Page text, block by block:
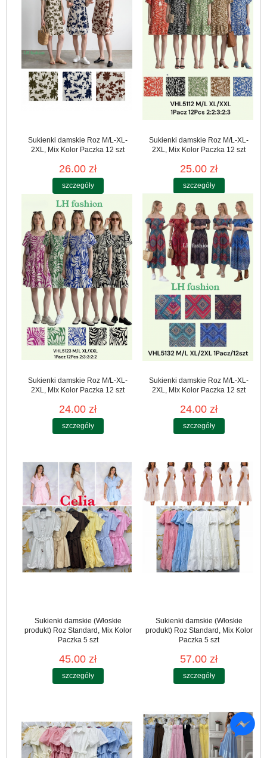
Sukienki damskie Roz M/L-XL-
2XL, Mix Kolor Paczka 12 szt
26.00 zł
szczegóły
Sukienki damskie Roz M/L-XL-
2XL, Mix Kolor Paczka 12 szt
25.00 zł
szczegóły
Sukienki damskie Roz M/L-XL-
2XL, Mix Kolor Paczka 12 szt
24.00 zł
szczegóły
Sukienki damskie Roz M/L-XL-
2XL, Mix Kolor Paczka 12 szt
24.00 zł
szczegóły
Sukienki damskie (Włoskie
produkt) Roz Standard, Mix Kolor
Paczka 5 szt
45.00 zł
szczegóły
Sukienki damskie (Włoskie
produkt) Roz Standard, Mix Kolor
Paczka 5 szt
57.00 zł
szczegóły